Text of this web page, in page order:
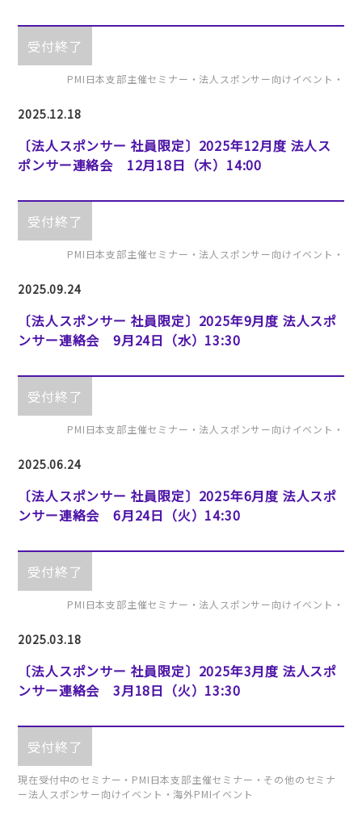
受付終了
PMI日本支部主催セミナー・法人スポンサー向けイベント・
2025.12.18
〔法人スポンサー 社員限定〕2025年12月度 法人ス
ポンサー連絡会 12月18日（木）14:00
受付終了
PMI日本支部主催セミナー・法人スポンサー向けイベント・
2025.09.24
〔法人スポンサー 社員限定〕2025年9月度 法人スポ
ンサー連絡会 9月24日（水）13:30
受付終了
PMI日本支部主催セミナー・法人スポンサー向けイベント・
2025.06.24
〔法人スポンサー 社員限定〕2025年6月度 法人スポ
ンサー連絡会 6月24日（火）14:30
受付終了
PMI日本支部主催セミナー・法人スポンサー向けイベント・
2025.03.18
〔法人スポンサー 社員限定〕2025年3月度 法人スポ
ンサー連絡会 3月18日（火）13:30
受付終了
現在受付中のセミナー・PMI日本支部主催セミナー・その他のセミナ
ー法人スポンサー向けイベント・海外PMIイベント